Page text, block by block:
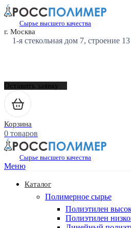
Сырье высшего качества
г. Москва
1-я стекольная дом 7, строение 13
Оставить заявку
Корзина
0 товаров
Сырье высшего качества
Меню
Каталог
Полимерное сырье
Полиэтилен
Полиэтилен